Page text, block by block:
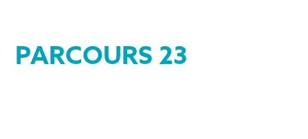
PARCOURS 23